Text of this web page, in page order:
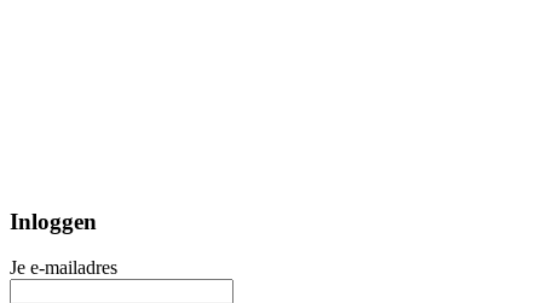
Inloggen
Je e-mailadres